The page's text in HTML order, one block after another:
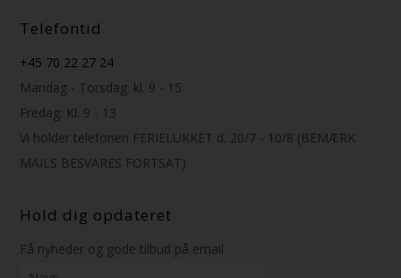
Telefontid
+45 70 22 27 24
Mandag - Torsdag: kl. 9 - 15
Fredag: Kl. 9 - 13
Vi holder telefonen FERIELUKKET d. 20/7 - 10/8 (BEMÆRK
MAILS BESVARES FORTSAT)
Hold dig opdateret
Få nyheder og gode tilbud på email